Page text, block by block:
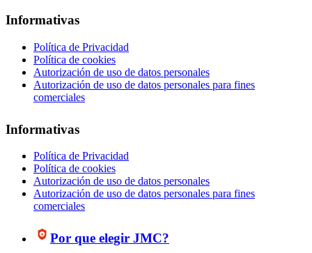
Informativas
Política de Privacidad
Política de cookies
Autorización de uso de datos personales
Autorización de uso de datos personales para fines
comerciales
Informativas
Política de Privacidad
Política de cookies
Autorización de uso de datos personales
Autorización de uso de datos personales para fines
comerciales
Por que elegir JMC?